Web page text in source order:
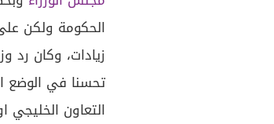
زيادات، وكان رد
تحسنا في الوضع
التعاون